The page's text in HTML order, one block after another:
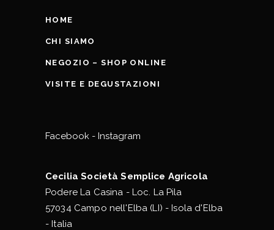
HOME
CHI SIAMO
NEGOZIO – SHOP ONLINE
VISITE E DEGUSTAZIONI
Facebook - Instagram
Cecilia Società Semplice Agricola
Podere La Casina - Loc. La Pila
57034 Campo nell'Elba (LI) - Isola d'Elba
- Italia